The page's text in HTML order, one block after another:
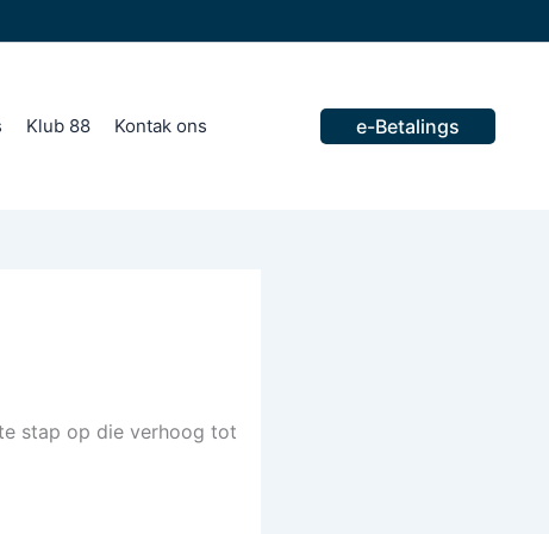
Klub 88 Kontak ons​ e-Betalings
stap op die verhoog tot